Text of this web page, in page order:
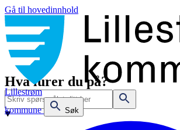
Gå til hovedinnhold
Lillestrøm
kommune
Søk
Hva lurer du på?